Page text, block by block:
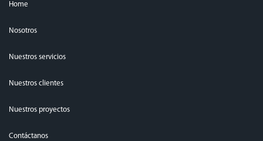
Home
Nosotros
Nuestros servicios
Nuestros clientes
Nuestros proyectos
Contáctanos